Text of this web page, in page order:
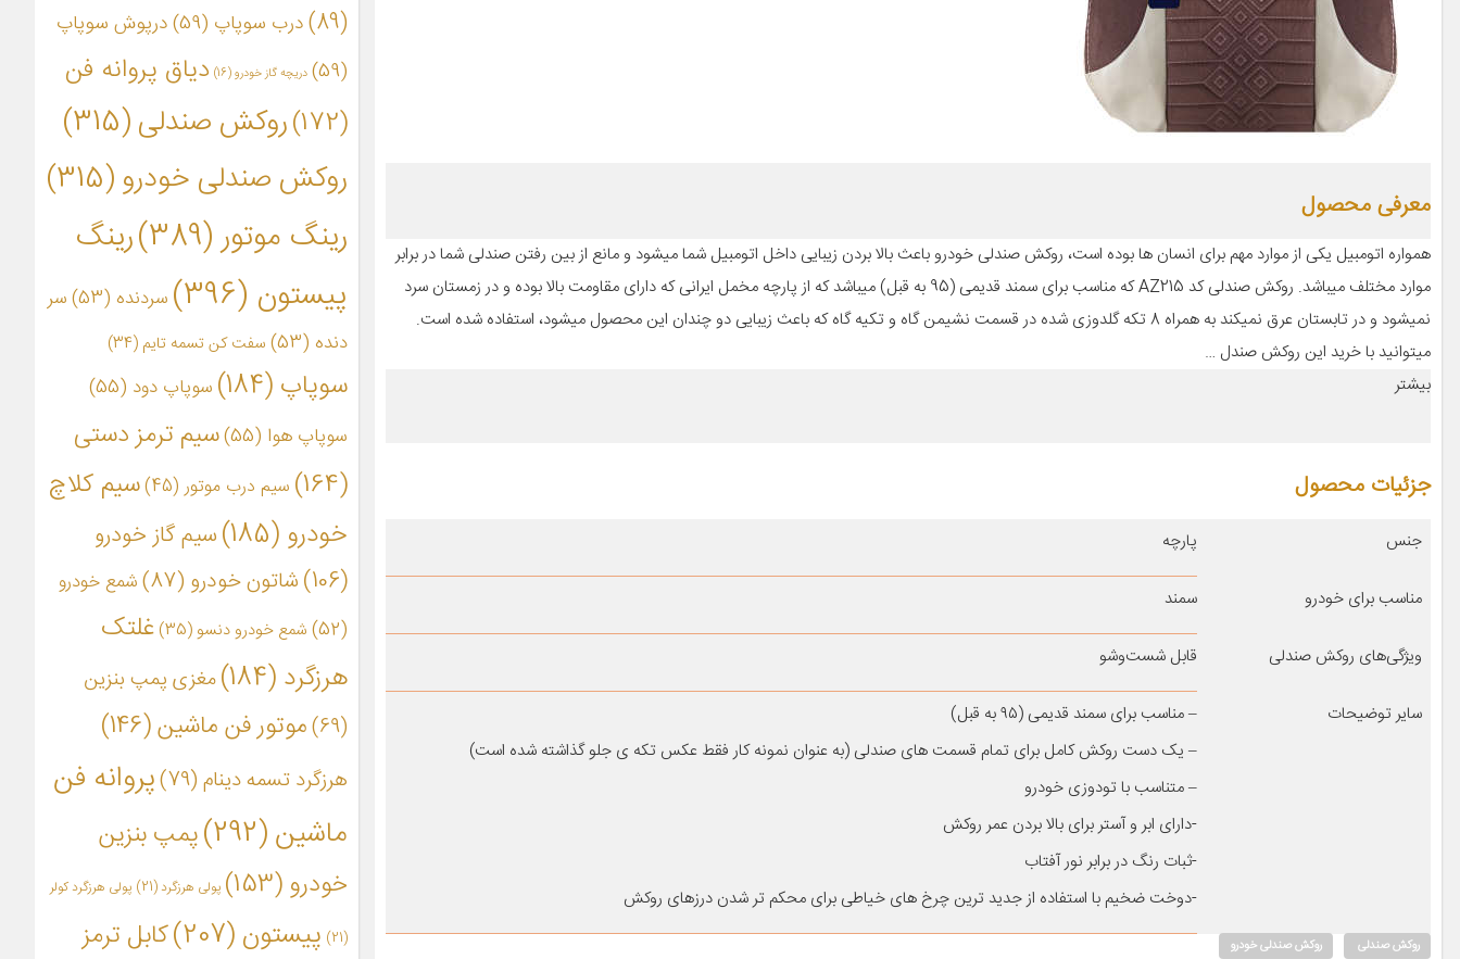
معرفی محصول
همواره اتومبیل یکی از موارد مهم برای انسان ها بوده است، روکش صندلی خودرو باعث بالا بردن زیبایی داخل اتومبیل شما میشود و مانع از بین رفتن صندلی شما در برابر
موارد مختلف میباشد. روکش صندلی کد AZ215 که مناسب برای سمند قدیمی (95 به قبل) میباشد که از پارچه مخمل ایرانی که دارای مقاومت بالا بوده و در زمستان سرد
نمیشود و در تابستان عرق نمیکند به همراه 8 تکه گلدوزی شده در قسمت نشیمن گاه و تکیه گاه که باعث زیبایی دو چندان این محصول میشود، استفاده شده است.
میتوانید با خرید این روکش صندل …
بیشتر
جزئیات محصول
جنس پارچه
مناسب برای خودرو سمند
ویژگی‌های روکش صندلی قابل شست‌وشو
سایر توضیحات
– مناسب برای سمند قدیمی (۹۵ به قبل)
– یک دست روکش کامل برای تمام قسمت های صندلی (به عنوان نمونه کار فقط عکس تکه ی جلو گذاشته شده است)
– متناسب با تودوزی خودرو
-دارای ابر و آستر برای بالا بردن عمر روکش
-ثبات رنگ در برابر نور آفتاب
-دوخت ضخیم با استفاده از جدید ترین چرخ های خیاطی برای محکم تر شدن درزهای روکش
روکش صندلی روکش صندلی خودرو
(89)
درب سوپاپ (59)
درپوش سوپاپ
(59)
دریچه گاز خودرو(16)
دیاق پروانه فن
(172)
روکش صندلی(315)
روکش صندلی خودرو(315)
رینگ موتور(389)
رینگ
پیستون (396) سردنده (53)
سر
دنده (53) سفت کن تسمه تایم (34)
سوپاپ (184) سوپاپ دود (55)
سوپاپ هوا (55)
سیم ترمز دستی
(164)
سیم درب موتور(45)
سیم کلاچ
خودرو (185)
سیم گاز خودرو
(106)
شاتون خودرو (87)
شمع خودرو
(52)
شمع خودرو دنسو (35)
غلتک
هرزگرد (184)
مغزی پمپ بنزین
(69)
موتور فن ماشین(146)
هرزگرد تسمه دینام(79)
پروانه فن
ماشین(292)
پمپ بنزین
خودرو(153) پولی هرزگرد(21) پولی هرزگرد کولر
(21) پیستون (207)
کابل ترمز